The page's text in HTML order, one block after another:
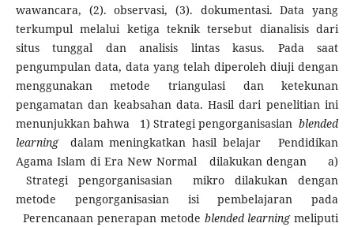
wawancara, (2). observasi, (3). dokumentasi. Data yang
terkumpul melalui ketiga teknik tersebut dianalisis dari
situs tunggal dan analisis lintas kasus. Pada saat
pengumpulan data, data yang telah diperoleh diuji dengan
menggunakan metode triangulasi dan ketekunan
pengamatan dan keabsahan data. Hasil dari penelitian ini
menunjukkan bahwa 1) Strategi pengorganisasianblended
learning dalam meningkatkan hasil belajar Pendidikan
Agama Islam di Era New Normal dilakukan dengan a)
Strategi pengorganisasian mikro dilakukan dengan
metode pengorganisasian isi pembelajaran pada
Perencanaan penerapan metode blended learningmeliputi